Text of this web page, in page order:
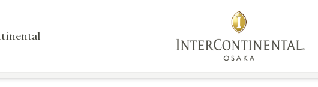
ウェディング スパ＆フィッ